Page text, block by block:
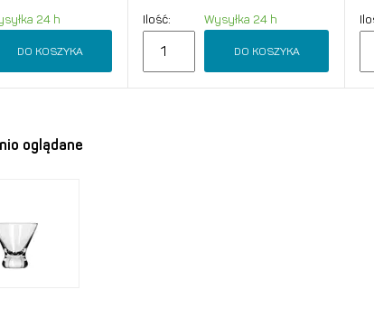
24 h
DO KOSZYKA
Ilość: Wysyłka 24 h
DO KOSZYKA
oglądane